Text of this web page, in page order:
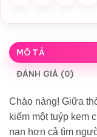
MÔ TẢ
ĐÁNH GIÁ (0)
Chào nàng! Giữa
kiếm một tuýp kem
nan hơn cả tìm